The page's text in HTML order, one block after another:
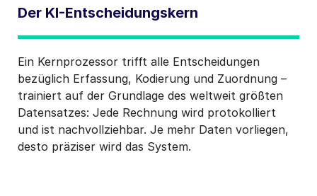
Der KI-Entscheidungskern
Ein Kernprozessor trifft alle Entscheidungen
bezüglich Erfassung, Kodierung und Zuordnung –
trainiert auf der Grundlage des weltweit größten
Datensatzes: Jede Rechnung wird protokolliert
und ist nachvollziehbar. Je mehr Daten vorliegen,
desto präziser wird das System.